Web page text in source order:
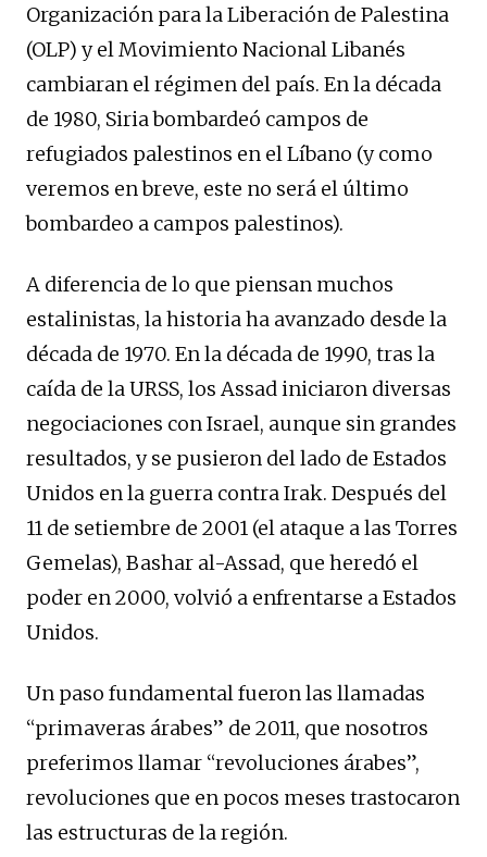
Organización para la Liberación de Palestina
(OLP) y el Movimiento Nacional Libanés
cambiaran el régimen del país. En la década
de 1980, Siria bombardeó campos de
refugiados palestinos en el Líbano (y como
veremos en breve, este no será el último
bombardeo a campos palestinos).
A diferencia de lo que piensan muchos
estalinistas, la historia ha avanzado desde la
década de 1970. En la década de 1990, tras la
caída de la URSS, los Assad iniciaron diversas
negociaciones con Israel, aunque sin grandes
resultados, y se pusieron del lado de Estados
Unidos en la guerra contra Irak. Después del
11 de setiembre de 2001 (el ataque a las Torres
Gemelas), Bashar al-Assad, que heredó el
poder en 2000, volvió a enfrentarse a Estados
Unidos.
Un paso fundamental fueron las llamadas
“primaveras árabes” de 2011, que nosotros
preferimos llamar “revoluciones árabes”,
revoluciones que en pocos meses trastocaron
las estructuras de la región.